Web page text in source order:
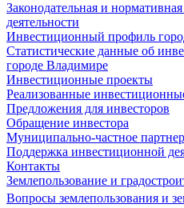
Законодательная и
деятельности
Инвестиционный профиль
Статистические данные об
городе Владимире
Инвестиционные проекты
Реализованные
Предложения для инвесторов
Обращение инвестора
Муниципально-частное
Поддержка инвестиционной
Контакты
Землепользование и
Вопросы землепользования и